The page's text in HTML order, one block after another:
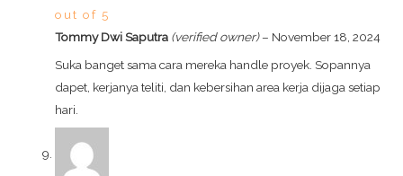
out of 5
Tommy Dwi Saputra (verified owner) – November 18, 2024
Suka banget sama cara mereka handle proyek. Sopannya
dapet, kerjanya teliti, dan kebersihan area kerja dijaga setiap
hari.